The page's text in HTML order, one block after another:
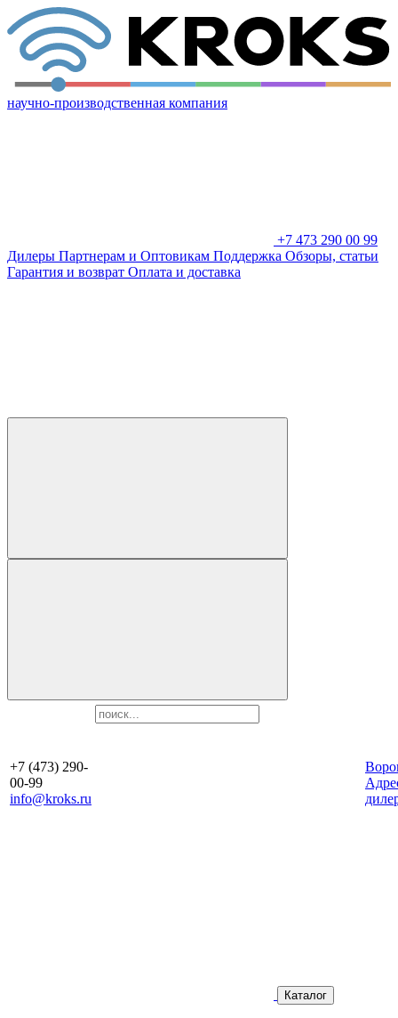
научно-производственная компания
+7 473 290 00 99
Дилеры Партнерам и Оптовикам Поддержка Обзоры, статьи
Гарантия и возврат Оплата и доставка
+7 (473) 290-
00-99
info@kroks.ru
Каталог